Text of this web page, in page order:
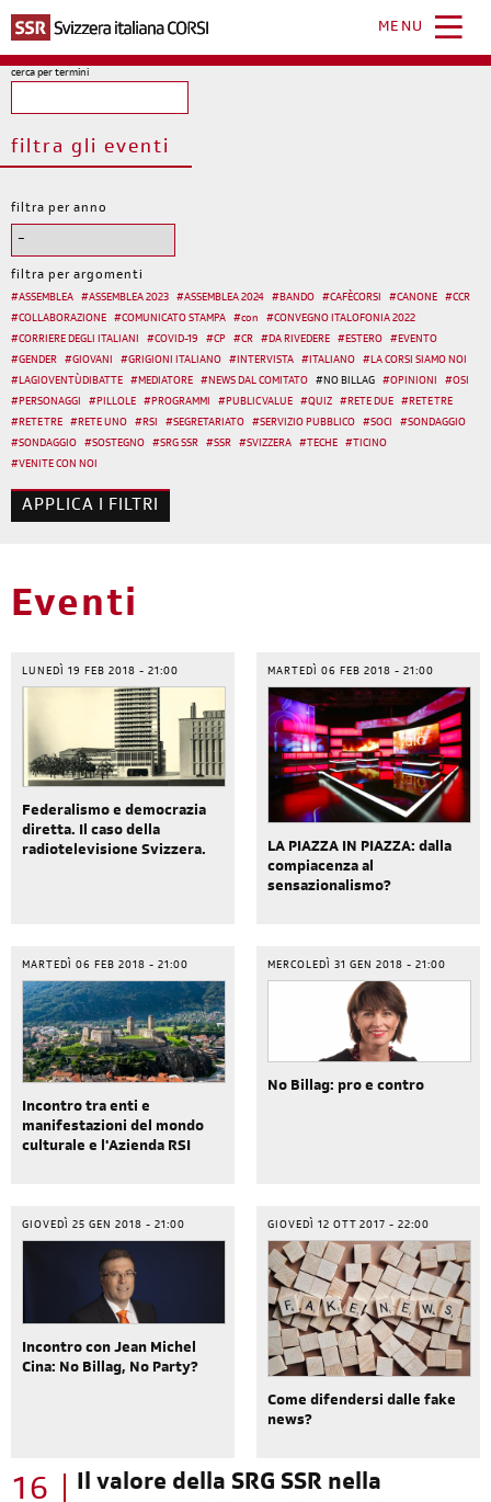
contenuto
principale
MENU
cerca per termini
filtra gli eventi
filtra per anno
filtra per argomenti
#ASSEMBLEA #ASSEMBLEA 2023 #ASSEMBLEA 2024 #BANDO #CAFÈCORSI #CANONE #CCR
#COLLABORAZIONE #COMUNICATO STAMPA #con #CONVEGNO ITALOFONIA 2022
#CORRIERE DEGLI ITALIANI #COVID-19 #CP #CR #DA RIVEDERE #ESTERO #EVENTO
#GENDER #GIOVANI #GRIGIONI ITALIANO #INTERVISTA #ITALIANO #LA CORSI SIAMO NOI
#LAGIOVENTÙDIBATTE #MEDIATORE #NEWS DAL COMITATO #NO BILLAG #OPINIONI #OSI
#PERSONAGGI #PILLOLE #PROGRAMMI #PUBLIC VALUE #QUIZ #RETE DUE #RETE TRE
#RETE TRE #RETE UNO #RSI #SEGRETARIATO #SERVIZIO PUBBLICO #SOCI #SONDAGGIO
#SONDAGGIO #SOSTEGNO #SRG SSR #SSR #SVIZZERA # TECHE # TICINO
#VENITE CON NOI
Eventi
LUNEDÌ 19 FEB 2018 - 21:00
Federalismo e democrazia
diretta. Il caso della
radiotelevisione Svizzera.
MARTEDÌ 06 FEB 2018 - 21:00
LA PIAZZA IN PIAZZA: dalla
compiacenza al
sensazionalismo?
MARTEDÌ 06 FEB 2018 - 21:00
Incontro tra enti e
manifestazioni del mondo
culturale e l'Azienda RSI
MERCOLEDÌ 31 GEN 2018 - 21:00
No Billag: pro e contro
GIOVEDÌ 25 GEN 2018 - 21:00
Incontro con Jean Michel
Cina: No Billag, No Party?
GIOVEDÌ 12 OTT 2017 - 22:00
Come difendersi dalle fake
news?
16
Il valore della SRG SSR nella